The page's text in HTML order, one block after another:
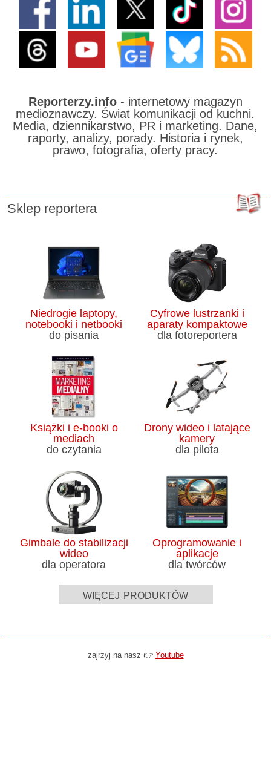
Reporterzy.info- internetowy magazyn
medioznawczy. Świat komunikacji od kuchni.
Media, dziennikarstwo, PR i marketing. Dane,
raporty, analizy, porady. Historia i rynek,
prawo, fotografia, oferty pracy.
Sklep reportera
Niedrogie laptopy,
notebooki i netbooki
do pisania
Cyfrowe lustrzanki i
aparaty kompaktowe
dla fotoreportera
Książki i e-booki o
mediach
do czytania
Drony wideo i latające
kamery
dla pilota
Gimbale do stabilizacji
wideo
dla operatora
Oprogramowanie i
aplikacje
dla twórców
więcej produktów
zajrzyj na nasz 👉 Youtube